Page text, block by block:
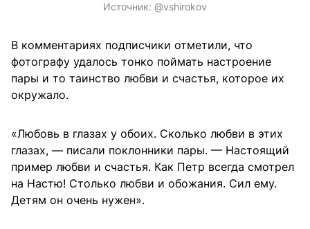
Источник: @vshirokov
В комментариях подписчики отметили, что
фотографу удалось тонко поймать настроение
пары и то таинство любви и счастья, которое их
окружало.
«Любовь в глазах у обоих. Сколько любви в этих
глазах, — писали поклонники пары. — Настоящий
пример любви и счастья. Как Петр всегда смотрел
на Настю! Столько любви и обожания. Сил ему.
Детям он очень нужен».